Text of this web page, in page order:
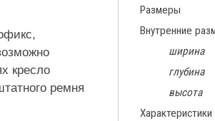
кресло
ремня
Размеры
Внутренние
ширина
глубина
высота
Характеристики